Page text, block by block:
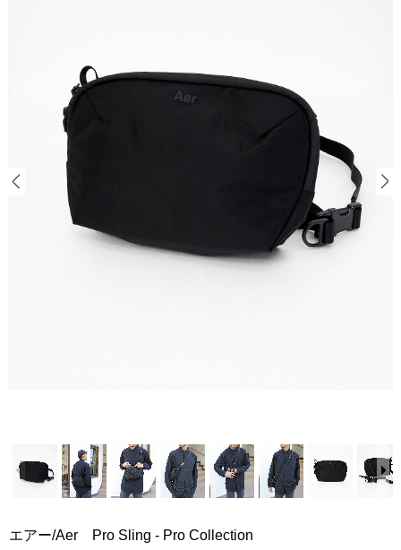
エアー/Aer Pro Sling - Pro Collection